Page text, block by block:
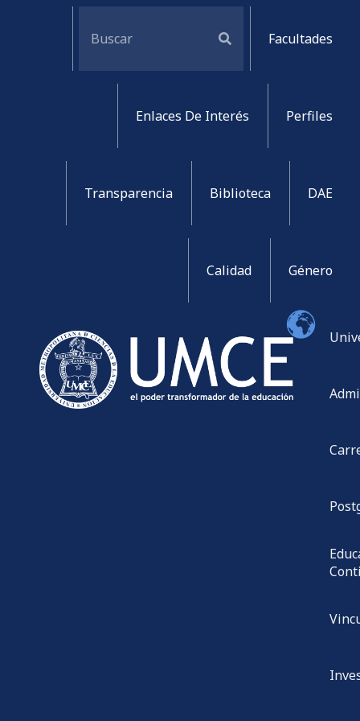
Facultades
Enlaces De Interés Perfiles
Transparencia Biblioteca DAE
Calidad Género